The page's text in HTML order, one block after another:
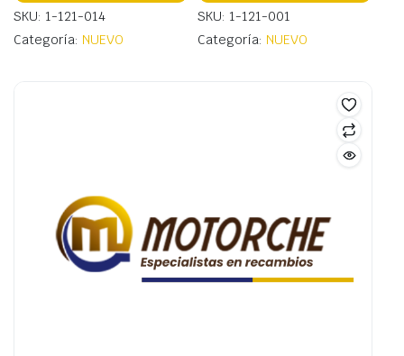
SKU: 1-121-014
Categoría: NUEVO
SKU: 1-121-001
Categoría: NUEVO